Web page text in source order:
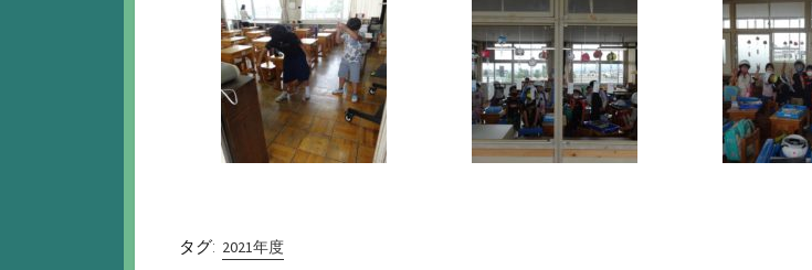
タグ: 2021年度